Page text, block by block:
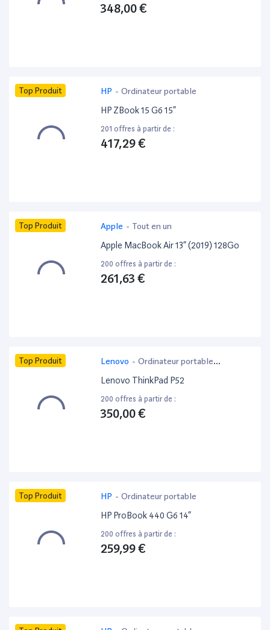
348,00 €
Top Produit HP - Ordinateur portable
HP ZBook 15 G6 15”
201 offres à partir de :
417,29 €
Top Produit Apple - Tout en un
Apple MacBook Air 13” (2019) 128Go
200 offres à partir de :
261,63 €
Top Produit Lenovo - Ordinateur portable
bureautique
Lenovo ThinkPad P52
200 offres à partir de :
350,00 €
Top Produit HP - Ordinateur portable
HP ProBook 440 G6 14”
200 offres à partir de :
259,99 €